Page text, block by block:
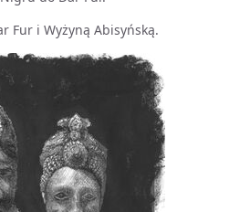
Fur i Wyżyną Abisyńską.